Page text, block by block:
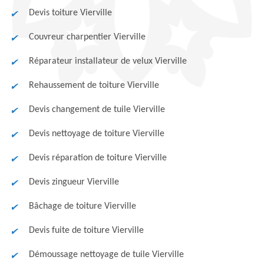
Devis toiture Vierville
Couvreur charpentier Vierville
Réparateur installateur de velux Vierville
Rehaussement de toiture Vierville
Devis changement de tuile Vierville
Devis nettoyage de toiture Vierville
Devis réparation de toiture Vierville
Devis zingueur Vierville
Bâchage de toiture Vierville
Devis fuite de toiture Vierville
Démoussage nettoyage de tuile Vierville